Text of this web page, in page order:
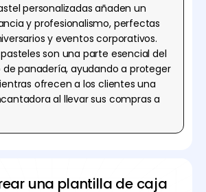
personalizadas añaden un
y profesionalismo, perfectas
y eventos corporativos.
son una parte esencial del
panadería, ayudando a proteger
ofrecen a los clientes una
al llevar sus compras a
una plantilla de caja